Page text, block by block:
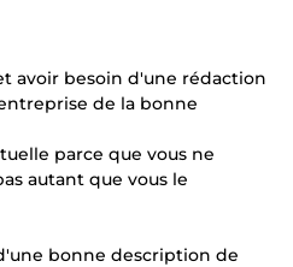
avoir besoin d'une rédaction
de la bonne
parce que vous ne
autant que vous le
bonne description de